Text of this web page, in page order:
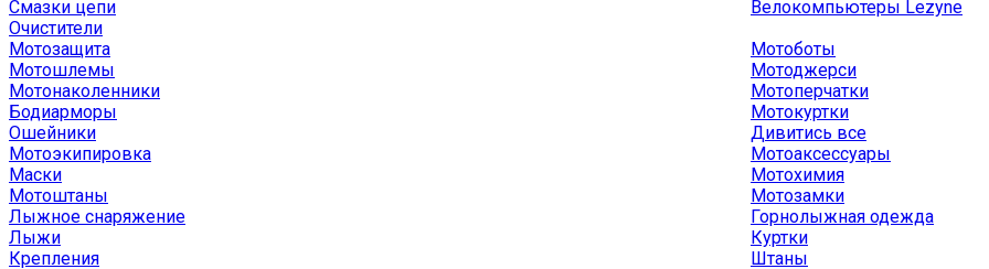
Смазки цепи
Очистители
Велокомпьютеры Lezyne
Мотозащита
Мотошлемы
Мотонаколенники
Бодиарморы
Ошейники
Мотоэкипировка
Маски
Мотоштаны
Мотоботы
Мотоджерси
Мотоперчатки
Мотокуртки
Дивитись все
Мотоаксессуары
Мотохимия
Мотозамки
Лыжное снаряжение
Лыжи
Крепления
Горнолыжная одежда
Куртки
Штаны